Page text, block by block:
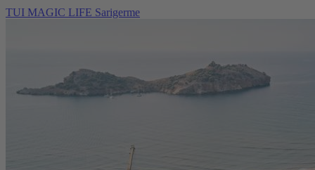
TUI MAGIC LIFE Sarigerme